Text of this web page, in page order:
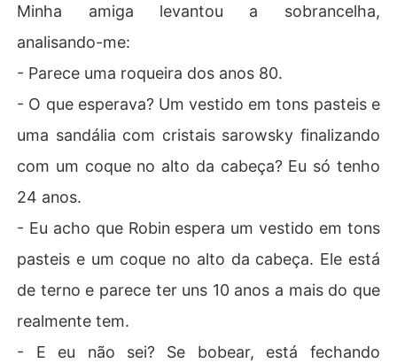
Minha amiga levantou a sobrancelha,
analisando-me:
- Parece uma roqueira dos anos 80.
- O que esperava? Um vestido em tons pasteis e
uma sandália com cristais sarowsky finalizando
com um coque no alto da cabeça? Eu só tenho
24 anos.
- Eu acho que Robin espera um vestido em tons
pasteis e um coque no alto da cabeça. Ele está
de terno e parece ter uns 10 anos a mais do que
realmente tem.
- E eu não sei? Se bobear, está fechando